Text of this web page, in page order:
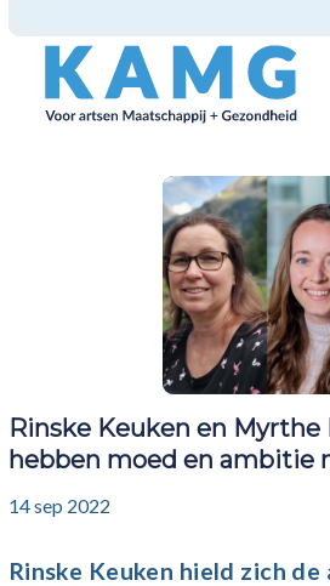
Rinske Keuken en Myrthe
hebben moed en ambitie
14 sep 2022
Rinske Keuken hield zich